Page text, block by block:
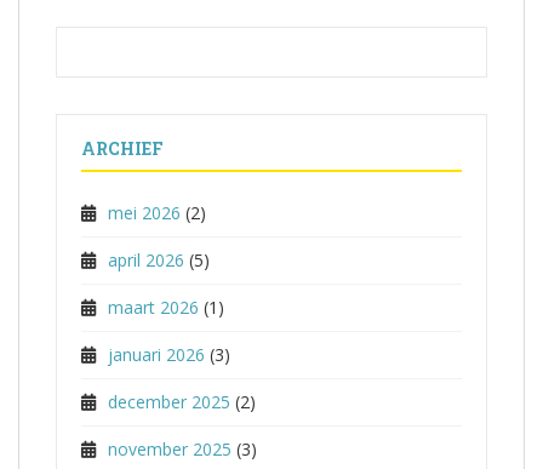
ARCHIEF
mei 2026 (2)
april 2026 (5)
maart 2026 (1)
januari 2026 (3)
december 2025 (2)
november 2025 (3)